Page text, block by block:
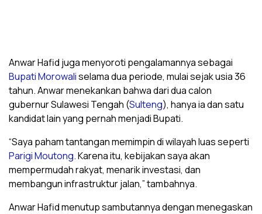
Anwar Hafid juga menyoroti pengalamannya sebagai
Bupati Morowaliselama dua periode, mulai sejak usia 36
tahun. Anwar menekankan bahwa dari dua calon
gubernur Sulawesi Tengah (Sulteng), hanya ia dan satu
kandidat lain yang pernah menjadi Bupati.
“Saya paham tantangan memimpin di wilayah luas seperti
Parigi Moutong. Karena itu, kebijakan saya akan
mempermudah rakyat, menarik investasi, dan
membangun infrastruktur jalan,” tambahnya.
Anwar Hafid menutup sambutannya dengan menegaskan